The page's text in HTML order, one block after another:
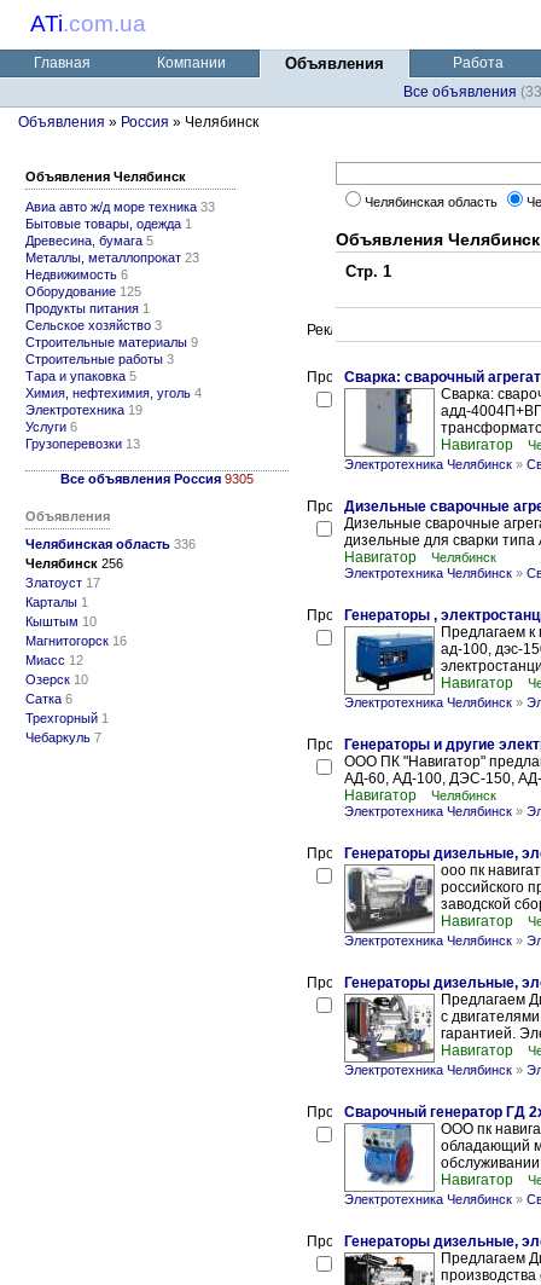
ATi.com.ua
Главная Компании Объявления
Работа
Все объявления
Объявления » Россия » Челябинск
Объявления Челябинск
Авиа авто ж/д море техника 33
Бытовые товары, одежда 1
Древесина, бумага 5
Металлы, металлопрокат 23
Недвижимость 6
Оборудование 125
Продукты питания 1
Сельское хозяйство 3
Строительные материалы 9
Строительные работы 3
Тара и упаковка 5
Химия, нефтехимия, уголь 4
Электротехника 19
Услуги 6
Грузоперевозки 13
Все объявления Россия 9305
Объявления
Челябинская область 336
Челябинск 256
Златоуст 17
Карталы 1
Кыштым 10
Магнитогорск 16
Миасс 12
Озерск 10
Сатка 6
Трехгорный 1
Чебаркуль 7
Челябинская область
Объявления Челябинск
Стр. 1
Сварка: сварочный
Сварка:
адд-
Навигатор
Электротехника Челябинск »
Дизельные сварочные
Дизельные сварочные
дизельные для сварки
Навигатор
Челябинск
Электротехника Челябинск »
Генераторы ,
Предлагаем к
ад-100, дэс-
Навигатор
Электротехника Челябинск »
Генераторы и другие
ООО ПК "Навигатор"
АД-60, АД-100, ДЭС-150, АД-
Навигатор
Челябинск
Электротехника Челябинск »
Генераторы дизельные,
ооо пк
российского
заводской
Навигатор
Электротехника Челябинск »
Генераторы дизельные,
Предлагаем
с
гарантией.
Навигатор
Электротехника Челябинск »
Сварочный генератор ГД
ООО пк
обладающий
Навигатор
Электротехника Челябинск »
Генераторы дизельные,
Предлагаем